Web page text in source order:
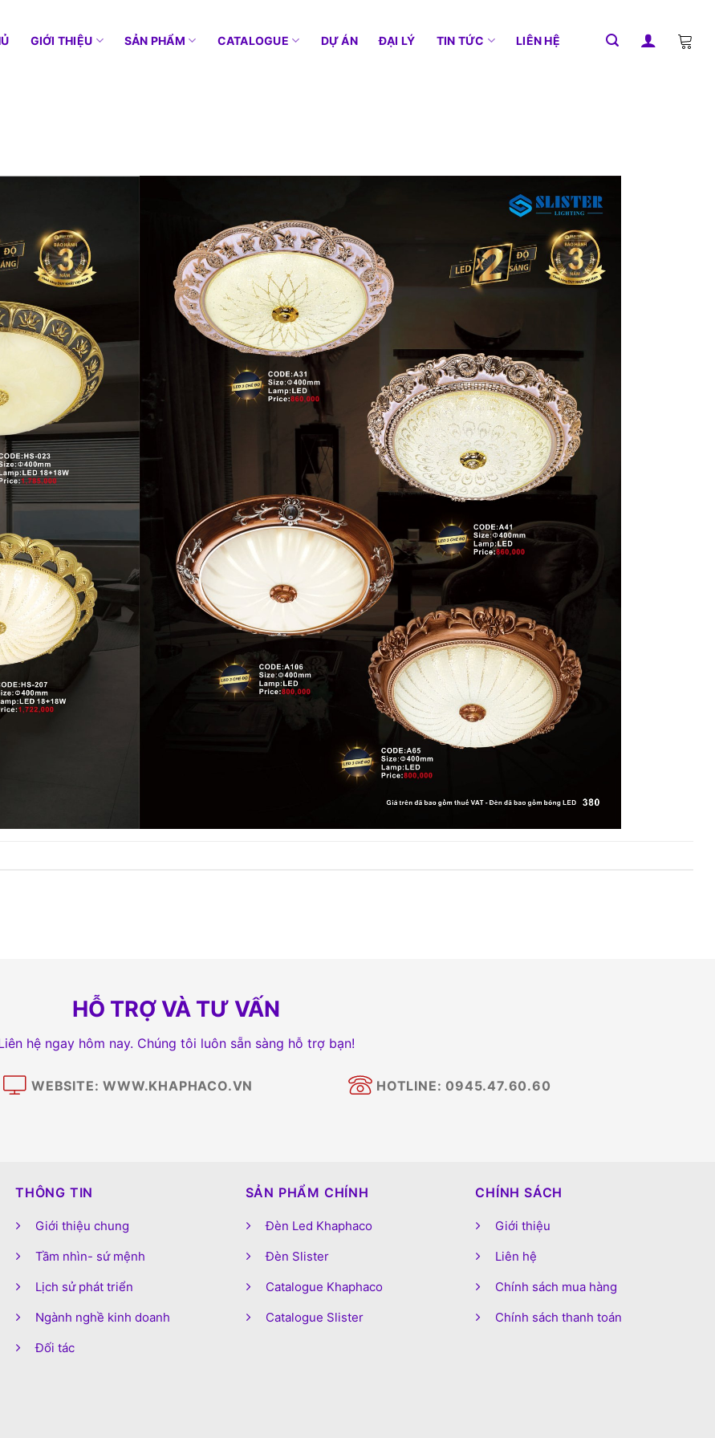
GIỚI THIỆU SẢN PHẨM CATALOGUE DỰ ÁN ĐẠI LÝ TIN TỨC LIÊN HỆ
HỖ TRỢ VÀ TƯ VẤN
hệ ngay hôm nay. Chúng tôi luôn sẵn sàng hỗ trợ bạn!
WEBSITE: WWW.KHAPHACO.VN HOTLINE: 0945.47.60.60
THÔNG TIN
Giới thiệu chung
Tầm nhìn- sứ mệnh
Lịch sử phát triển
Ngành nghề kinh doanh
Đối tác
SẢN PHẨM CHÍNH
Đèn Led Khaphaco
Đèn Slister
Catalogue Khaphaco
Catalogue Slister
CHÍNH SÁCH
Giới thiệu
Liên hệ
Chính sách mua hàng
Chính sách thanh toán